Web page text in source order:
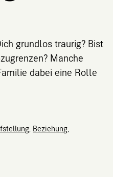
grundlos traurig? Bist
Manche
dabei eine Rolle
, Beziehung,